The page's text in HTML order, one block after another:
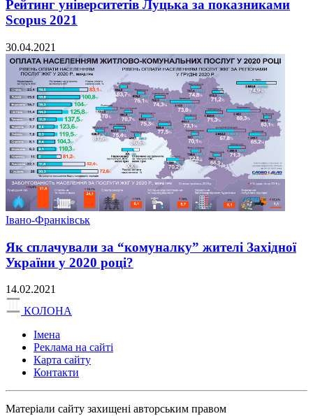
Рейтинг університетів Луцька за показниками
Scopus 2021
30.04.2021
Івано-Франківськ
Як сплачували за “комуналку” жителі Західної
України у 2020 році?
14.02.2021
КОЛОНА
Імена
Реклама на сайті
Карта сайту
Контакти
Матеріали сайту захищені авторським правом